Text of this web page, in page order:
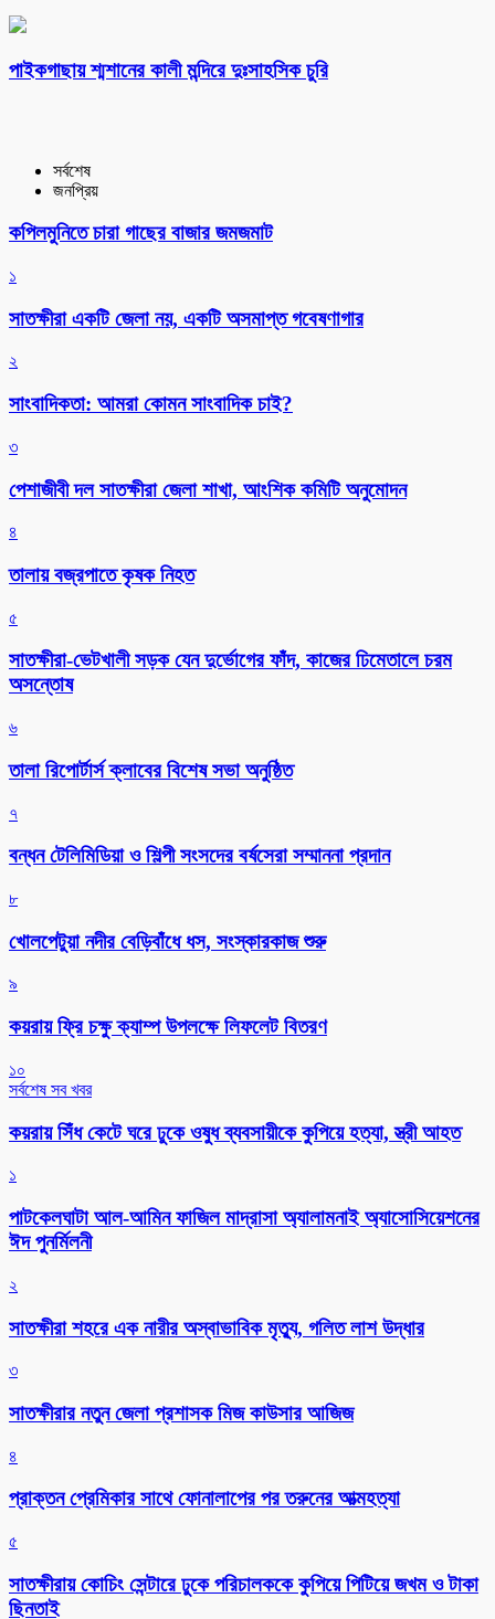
পাইকগাছায় শ্মশানের কালী মন্দিরে দুঃসাহসিক চুরি
সর্বশেষ
জনপ্রিয়
কপিলমুনিতে চারা গাছের বাজার জমজমাট
১
সাতক্ষীরা একটি জেলা নয়, একটি অসমাপ্ত গবেষণাগার
২
সাংবাদিকতা: আমরা কোমন সাংবাদিক চাই?
৩
পেশাজীবী দল সাতক্ষীরা জেলা শাখা, আংশিক কমিটি অনুমোদন
৪
তালায় বজ্রপাতে কৃষক নিহত
৫
সাতক্ষীরা-ভেটখালী সড়ক যেন দুর্ভোগের ফাঁদ, কাজের ঢিমেতালে চরম
অসন্তোষ
৬
‎তালা রিপোর্টার্স ক্লাবের বিশেষ সভা অনুষ্ঠিত
৭
বন্ধন টেলিমিডিয়া ও শিল্পী সংসদের বর্ষসেরা সম্মাননা প্রদান
৮
খোলপেটুয়া নদীর বেড়িবাঁধে ধস, সংস্কারকাজ শুরু
৯
কয়রায় ফ্রি চক্ষু ক্যাম্প উপলক্ষে লিফলেট বিতরণ
১০
সর্বশেষ সব খবর
কয়রায় সিঁধ কেটে ঘরে ঢুকে ওষুধ ব্যবসায়ীকে কুপিয়ে হত্যা, স্ত্রী আহত
১
পাটকেলঘাটা আল-আমিন ফাজিল মাদ্রাসা অ্যালামনাই অ্যাসোসিয়েশনের
ঈদ পুনর্মিলনী
২
সাতক্ষীরা শহরে এক নারীর অস্বাভাবিক মৃত্যু, গলিত লাশ উদ্ধার
৩
সাতক্ষীরার নতুন জেলা প্রশাসক মিজ কাউসার আজিজ
৪
প্রাক্তন প্রেমিকার সাথে ফোনালাপের পর তরুনের আত্মহত্যা
৫
সাতক্ষীরায় কোচিং সেন্টারে ঢুকে পরিচালককে কুপিয়ে পিটিয়ে জখম ও টাকা
ছিনতাই